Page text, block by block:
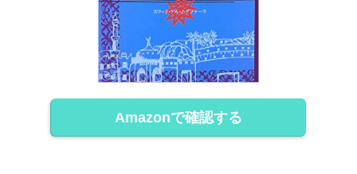
Amazonで確認する